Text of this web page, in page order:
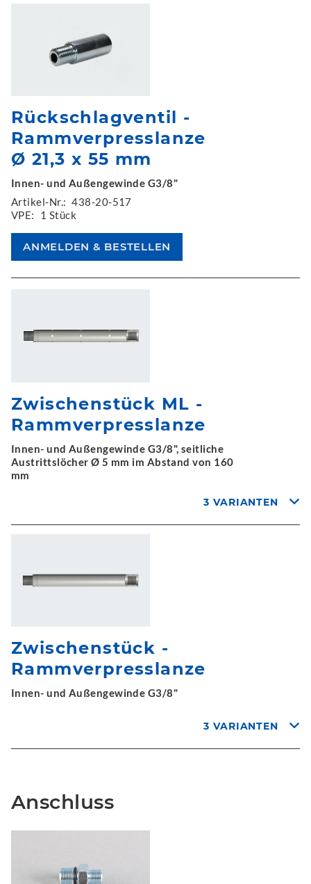
Rückschlagventil -
Rammverpresslanze
Ø 21,3 x 55 mm
Innen- und Außengewinde G3/8"
Artikel-Nr.: 438-20-517
VPE:
1 Stück
Zwischenstück ML -
Rammverpresslanze
Innen- und Außengewinde G3/8", seitliche
Austrittslöcher Ø 5 mm im Abstand von 160
mm
3 VARIANTEN
Zwischenstück -
Rammverpresslanze
Innen- und Außengewinde G3/8"
3 VARIANTEN
Anschluss